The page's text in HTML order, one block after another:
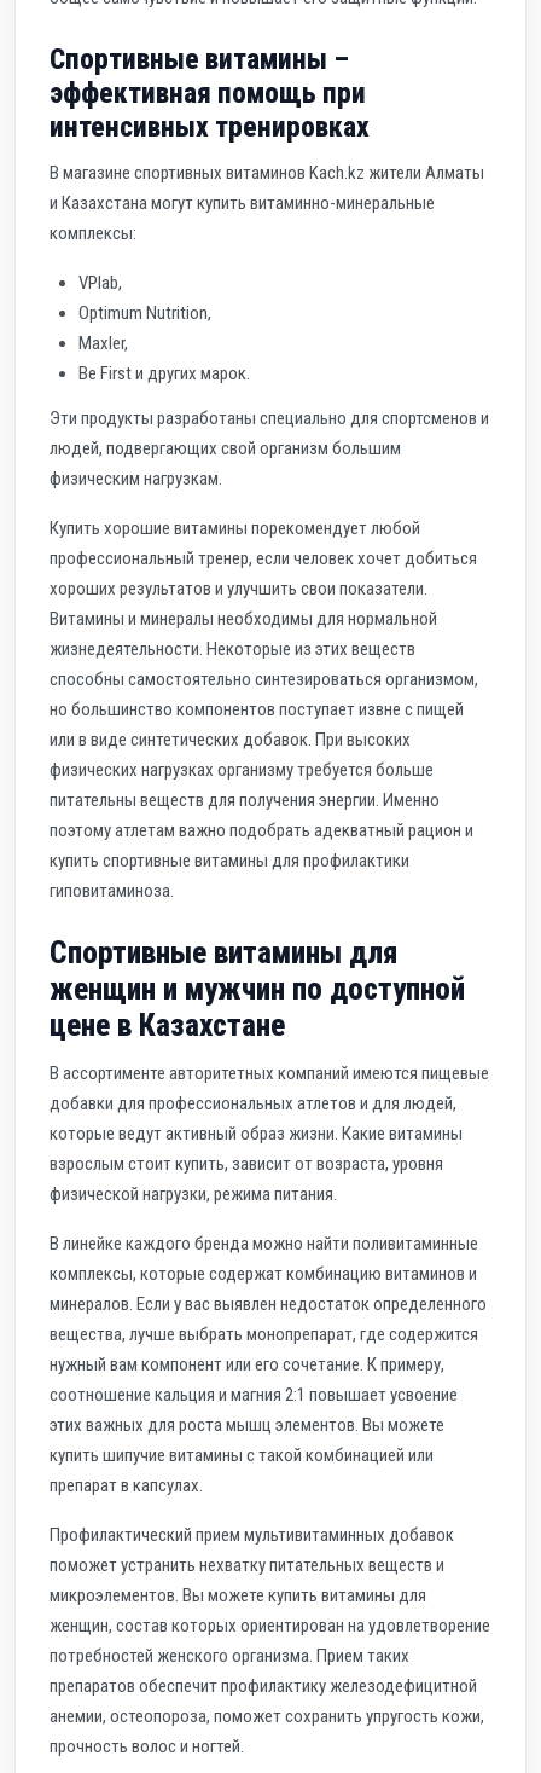
Спортивные витамины –
эффективная помощь при
интенсивных тренировках
В магазине спортивных витаминов Kach.kz жители Алматы
и Казахстана могут купить витаминно-минеральные
комплексы:
VPlab,
Optimum Nutrition,
Maxler,
Be First и других марок.
Эти продукты разработаны специально для спортсменов и
людей, подвергающих свой организм большим
физическим нагрузкам.
Купить хорошие витамины порекомендует любой
профессиональный тренер, если человек хочет добиться
хороших результатов и улучшить свои показатели.
Витамины и минералы необходимы для нормальной
жизнедеятельности. Некоторые из этих веществ
способны самостоятельно синтезироваться организмом,
но большинство компонентов поступает извне с пищей
или в виде синтетических добавок. При высоких
физических нагрузках организму требуется больше
питательны веществ для получения энергии. Именно
поэтому атлетам важно подобрать адекватный рацион и
купить спортивные витамины для профилактики
гиповитаминоза.
Спортивные витамины для
женщин и мужчин по доступной
цене в Казахстане
В ассортименте авторитетных компаний имеются пищевые
добавки для профессиональных атлетов и для людей,
которые ведут активный образ жизни. Какие витамины
взрослым стоит купить, зависит от возраста, уровня
физической нагрузки, режима питания.
В линейке каждого бренда можно найти поливитаминные
комплексы, которые содержат комбинацию витаминов и
минералов. Если у вас выявлен недостаток определенного
вещества, лучше выбрать монопрепарат, где содержится
нужный вам компонент или его сочетание. К примеру,
соотношение кальция и магния 2:1 повышает усвоение
этих важных для роста мышц элементов. Вы можете
купить шипучие витамины с такой комбинацией или
препарат в капсулах.
Профилактический прием мультивитаминных добавок
поможет устранить нехватку питательных веществ и
микроэлементов. Вы можете купить витамины для
женщин, состав которых ориентирован на удовлетворение
потребностей женского организма. Прием таких
препаратов обеспечит профилактику железодефицитной
анемии, остеопороза, поможет сохранить упругость кожи,
прочность волос и ногтей.